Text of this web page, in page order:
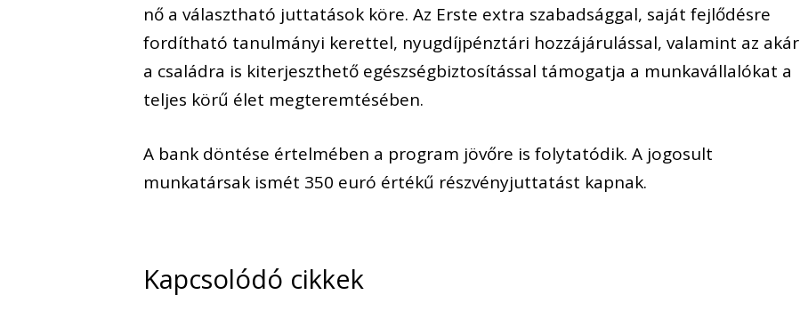
nő a választható juttatások köre. Az Erste extra szabadsággal, saját fejlődésre
fordítható tanulmányi kerettel, nyugdíjpénztári hozzájárulással, valamint az akár
a családra is kiterjeszthető egészségbiztosítással támogatja a munkavállalókat a
teljes körű élet megteremtésében.
A bank döntése értelmében a program jövőre is folytatódik. A jogosult
munkatársak ismét 350 euró értékű részvényjuttatást kapnak.
Kapcsolódó cikkek